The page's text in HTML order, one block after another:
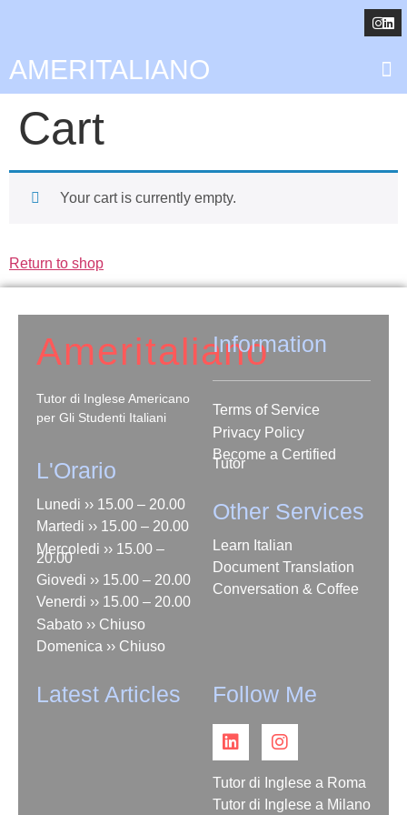
AMERITALIANO
Cart
Your cart is currently empty.
Return to shop
Ameritaliano
Tutor di Inglese Americano
per Gli Studenti Italiani
L'Orario
Lunedi ›› 15.00 – 20.00
Martedi ›› 15.00 – 20.00
Mercoledi ›› 15.00 –
20.00
Giovedi ›› 15.00 – 20.00
Venerdi ›› 15.00 – 20.00
Sabato ›› Chiuso
Domenica ›› Chiuso
Information
Terms of Service
Privacy Policy
Become a Certified
Tutor
Other Services
Learn Italian
Document Translation
Conversation & Coffee
Latest Articles Follow Me
Tutor di Inglese a Roma
Tutor di Inglese a Milano